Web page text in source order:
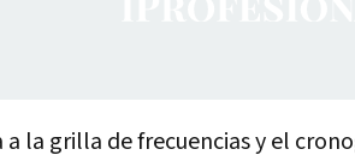
a la grilla de frecuencias y el